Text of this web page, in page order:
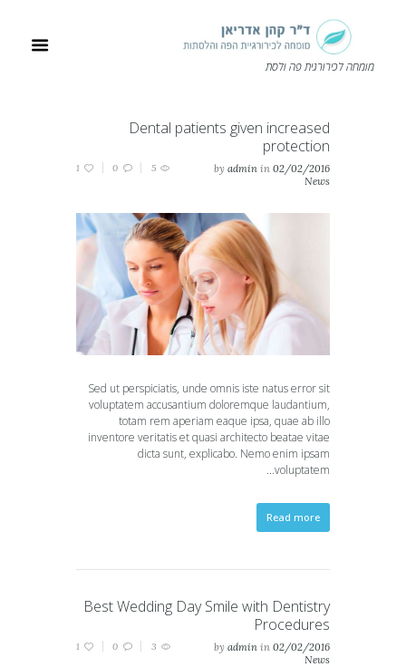
מומחה לכירורגית פה ולסת
Dental patients given increased
protection
02/02/2016
by admin in
News
5
0
1
Sed ut perspiciatis, unde omnis iste natus error sit
voluptatem accusantium doloremque laudantium,
totam rem aperiam eaque ipsa, quae ab illo
inventore veritatis et quasi architecto beatae vitae
dicta sunt, explicabo. Nemo enim ipsam
voluptatem...
Read more
Best Wedding Day Smile with Dentistry
Procedures
02/02/2016
by admin in
News
3
0
1